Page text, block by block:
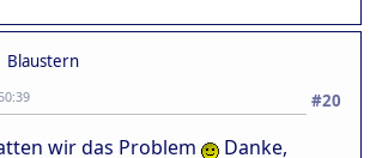
Blaustern
#20
wir das Problem
Danke,